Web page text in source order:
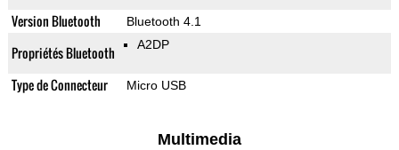
Version Bluetooth Bluetooth 4.1
Propriétés Bluetooth A2DP
Type de Connecteur Micro USB
Multimedia